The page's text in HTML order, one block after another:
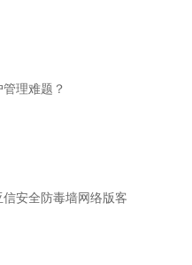
理难题？
安全防毒墙网络版客